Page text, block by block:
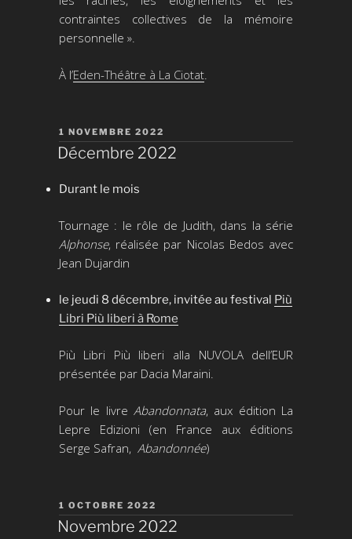
contraintes collectives de la mémoire
personnelle ».
À l’Eden-Théâtre à La Ciotat.
PUBLIÉ
LE
1 NOVEMBRE 2022
Décembre 2022
Durant le mois
Tournage : le rôle de Judith, dans la série
Alphonse, réalisée par Nicolas Bedos avec
Jean Dujardin
le jeudi 8 décembre, invitée au festival Più
Libri Più liberi à Rome
Più Libri Più liberi alla NUVOLA dell’EUR
présentée par Dacia Maraini.
Pour le livre Abandonnata, aux édition La
Lepre Edizioni (en France aux éditions
Serge Safran, Abandonnée)
PUBLIÉ
LE
1 OCTOBRE 2022
Novembre 2022